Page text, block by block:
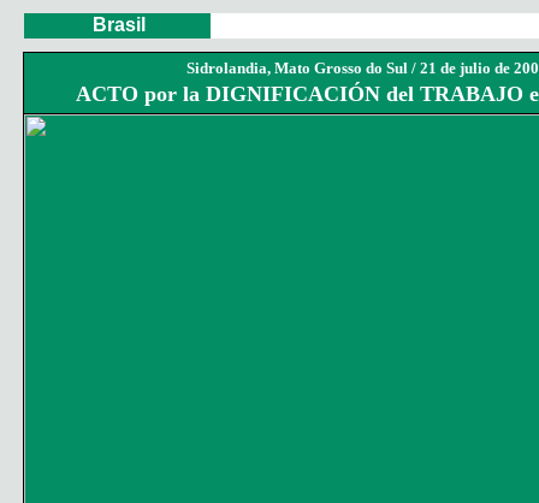
Brasil
Sidrolandia, Mato Grosso do Sul / 21 de julio de
ACTO por la DIGNIFICACIÓN del TRABAJO